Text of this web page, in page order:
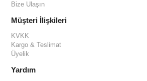
Bize Ulaşın
Müşteri İlişkileri
KVKK
Kargo & Teslimat
Üyelik
Yardım